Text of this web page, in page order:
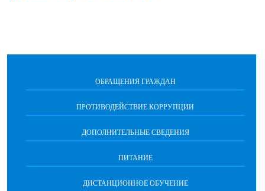
ОБРАЩЕНИЯ ГРАЖДАН
ПРОТИВОДЕЙСТВИЕ КОРРУПЦИИ
ДОПОЛНИТЕЛЬНЫЕ СВЕДЕНИЯ
ПИТАНИЕ
ДИСТАНЦИОННОЕ ОБУЧЕНИЕ